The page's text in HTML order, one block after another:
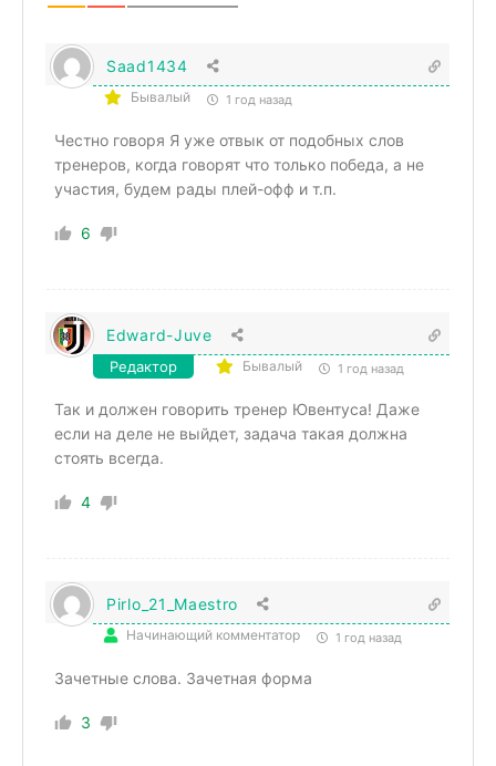
Saad1434
Бывалый 1 год назад
Честно говоря Я уже отвык от подобных слов
тренеров, когда говорят что только победа, а не
участия, будем рады плей-офф и т.п.
6
Edward-Juve
Редактор Бывалый 1 год назад
Так и должен говорить тренер Ювентуса! Даже
если на деле не выйдет, задача такая должна
стоять всегда.
4
Pirlo_21_Maestro
Начинающий комментатор 1 год назад
Зачетные слова. Зачетная форма
3